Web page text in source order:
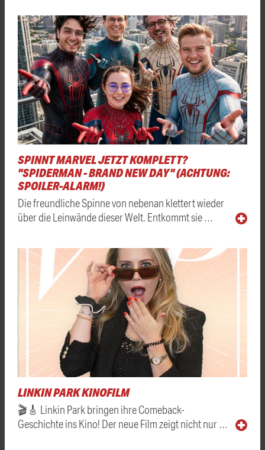
SPINNT MARVEL JETZT KOMPLETT?
"SPIDERMAN - BRAND NEW DAY" (ACHTUNG:
SPOILER-ALARM!)
Die freundliche Spinne von nebenan klettert wieder
über die Leinwände dieser Welt. Entkommt sie …
LINKIN PARK KINOFILM
🎬🎸 Linkin Park bringen ihre Comeback-
Geschichte ins Kino! Der neue Film zeigt nicht nur …